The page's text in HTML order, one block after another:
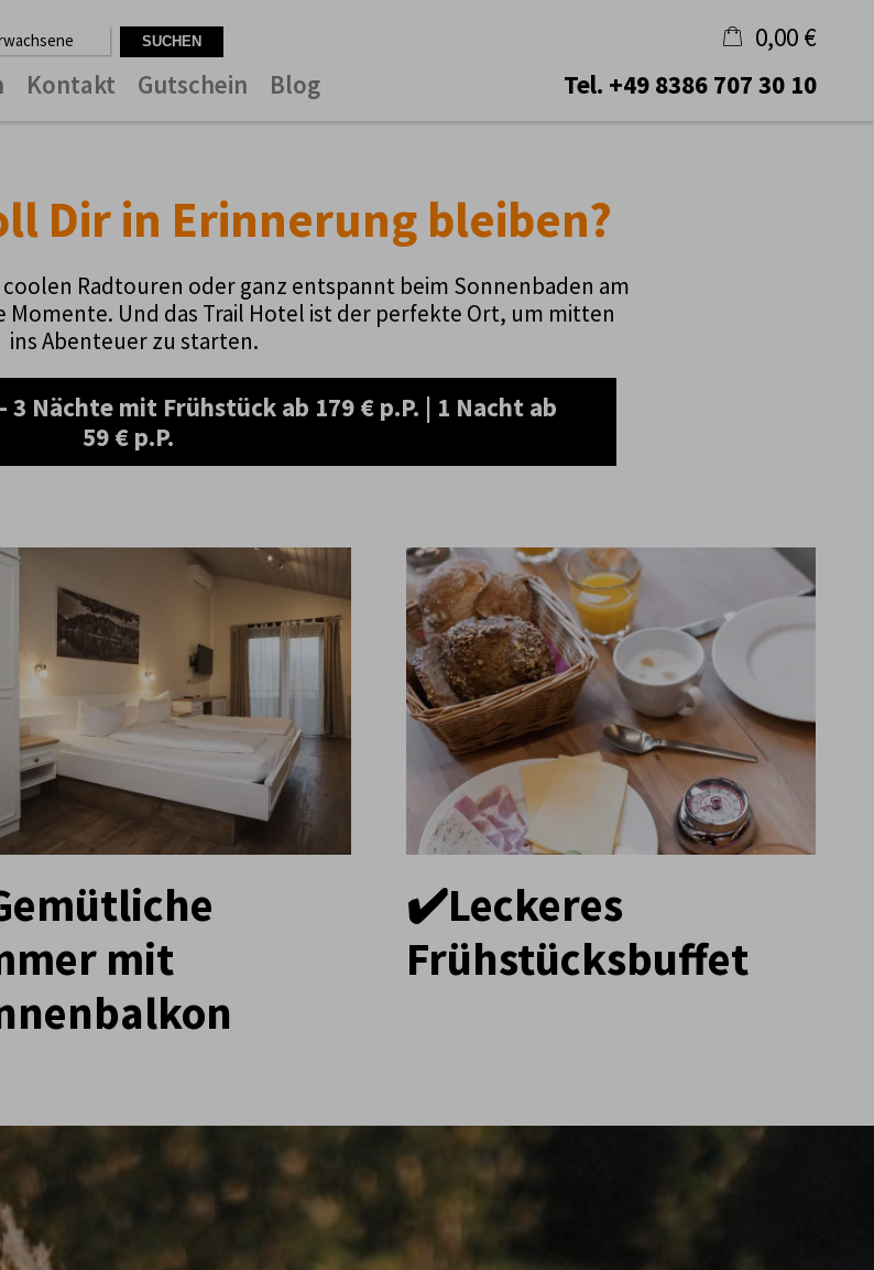
Kontakt Gutschein Blog Tel. +49 8386 707 30 10
0,00 €
×
Warenkorb ist leer
Dir in Erinnerung bleiben?
Radtouren oder ganz entspannt beim Sonnenbaden am
Momente. Und das Trail Hotel ist der perfekte Ort, um mitten
ins Abenteuer zu starten.
Nächte mit Frühstück ab 179 € p.P. | 1 Nacht ab
59 € p.P.
mit
✔️Leckeres
Frühstücksbuffet